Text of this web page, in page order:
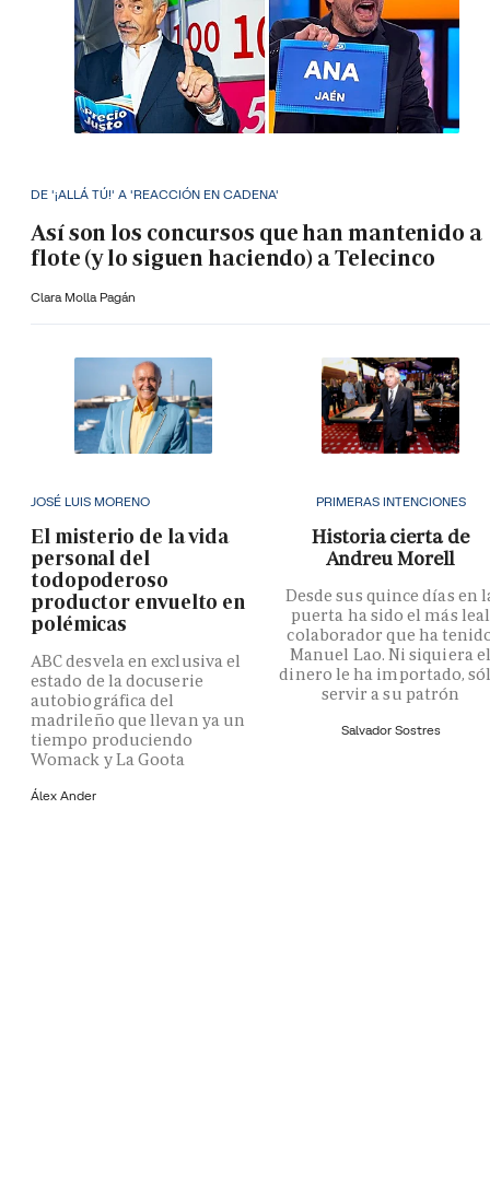
DE '¡ALLÁ TÚ!' A 'REACCIÓN EN CADENA'
Así son los concursos que han mantenido a
flote (y lo siguen haciendo) a Telecinco
Clara Molla Pagán
JOSÉ LUIS MORENO
El misterio de la vida
personal del
todopoderoso
productor envuelto en
polémicas
ABC desvela en exclusiva el
estado de la docuserie
autobiográfica del
madrileño que llevan ya un
tiempo produciendo
Womack y La Goota
Álex Ander
PRIMERAS INTENCIONES
Historia cierta de
Andreu Morell
Desde sus quince días en
puerta ha sido el más leal
colaborador que ha
Manuel Lao. Ni siquiera
dinero le ha importado,
servir a su patrón
Salvador Sostres